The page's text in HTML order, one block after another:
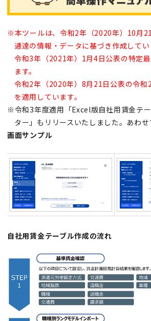
※本ツールは、令和2年（2020年）10月
通達の情報・データに基づき作成してい
令和3年（2021年）1月4日公表の特定
ます。
令和2年（2020年）8月21日公表の令和
を適用しています。
※令和3年度適用「Excel版自社用賃金テ
ター」もリリースいたしました。あわせ
画面サンプル
自社用賃金テーブル作成の流れ